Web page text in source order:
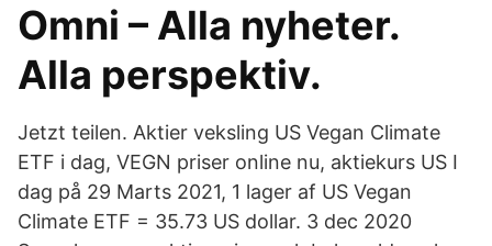
Omni – Alla nyheter.
Alla perspektiv.
Jetzt teilen. Aktier veksling US Vegan Climate
ETF i dag, VEGN priser online nu, aktiekurs US I
dag på 29 Marts 2021, 1 lager af US Vegan
Climate ETF = 35.73 US dollar. 3 dec 2020